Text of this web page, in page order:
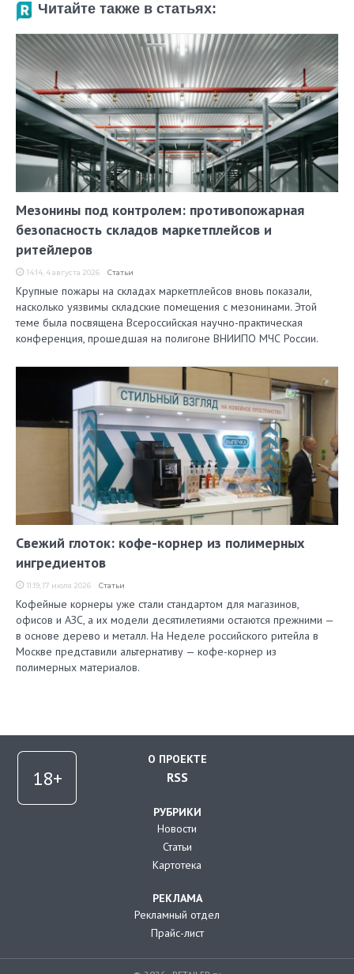
Читайте также в статьях:
Мезонины под контролем: противопожарная
безопасность складов маркетплейсов и
ритейлеров
14:14, 4 августа 2026 Статьи
Крупные пожары на складах маркетплейсов вновь показали,
насколько уязвимы складские помещения с мезонинами. Этой
теме была посвящена Всероссийская научно-практическая
конференция, прошедшая на полигоне ВНИИПО МЧС России.
Свежий глоток: кофе-корнер из полимерных
ингредиентов
11:19, 17 июля 2026 Статьи
Кофейные корнеры уже стали стандартом для магазинов,
офисов и АЗС, а их модели десятилетиями остаются прежними —
в основе дерево и металл. На Неделе российского ритейла в
Москве представили альтернативу — кофе-корнер из
полимерных материалов.
О ПРОЕКТЕ
RSS
РУБРИКИ
Новости
Статьи
Картотека
РЕКЛАМА
Рекламный отдел
Прайс-лист